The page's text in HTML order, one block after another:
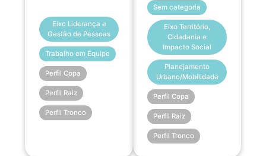
Eixo Liderança e
Gestão de Pessoas
Trabalho em Equipe
Perfil Copa
Perfil Raiz
Perfil Tronco
Sem categoria
Eixo Território,
Cidadania e
Impacto Social
Planejamento
Urbano/Mobilidade
Perfil Copa
Perfil Raiz
Perfil Tronco